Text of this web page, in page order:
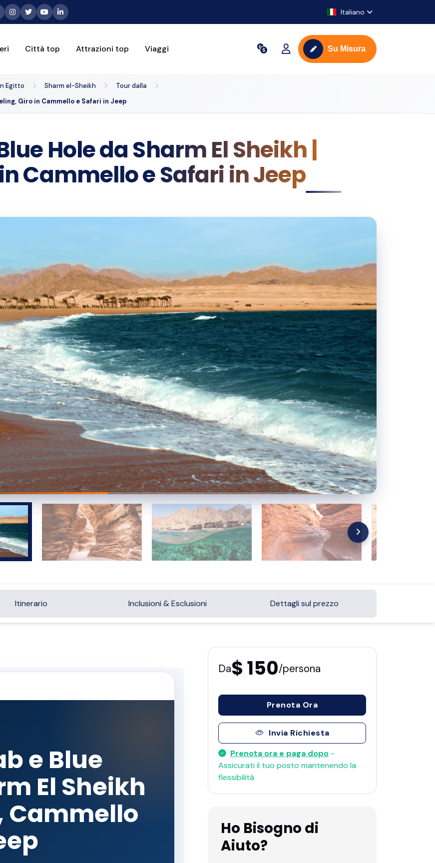
Italiano
Città top Attrazioni top Viaggi Su Misura
Egitto Sharm el-Sheikh
Tour dalla
Giro in Cammello e Safari in Jeep
Hole da Sharm El Sheikh |
Cammello e Safari in Jeep
Itinerario Inclusioni & Esclusioni Dettagli sul prezzo
e Blue
El Sheikh
Cammello
Da$ 150/persona
Prenota Ora
Invia Richiesta
Prenota ora e paga dopo -
Assicurati il ​​tuo posto mantenendo la
flessibilità
Ho Bisogno di
Aiuto?